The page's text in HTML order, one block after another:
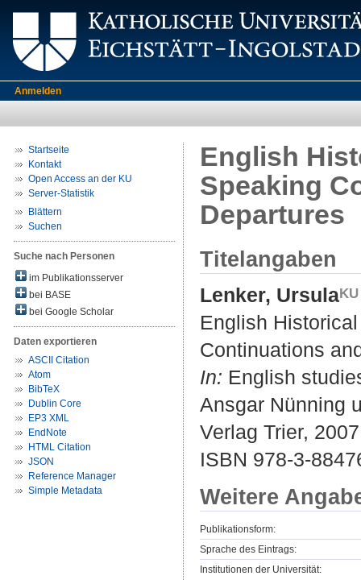
Anmelden
Startseite
Kontakt
Open Access an der KU
Server-Statistik
Blättern
Suchen
Suche nach Personen
im Publikationsserver
bei BASE
bei Google Scholar
Daten exportieren
ASCII Citation
Atom
BibTeX
Dublin Core
EP3 XML
EndNote
HTML Citation
JSON
Reference Manager
Simple Metadata
English
Speaking
Departures
Titelangaben
Lenker, Ursula
English
Continuations
In: English
Ansgar Nünning
Verlag Trier,
ISBN 978-3-
Weitere
Publikationsform:
Sprache des Eintrags:
Institutionen der Universität: